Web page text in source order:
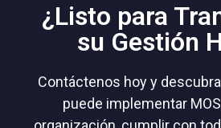
¿Listo para
su Gestión
Contáctenos hoy y
puede implementar